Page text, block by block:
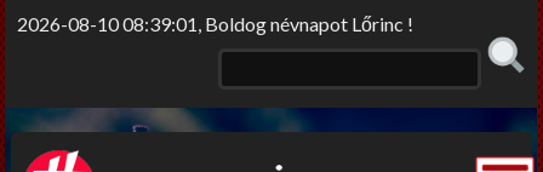
2026-08-10 08:39:01, Boldog névnapot Lőrinc !